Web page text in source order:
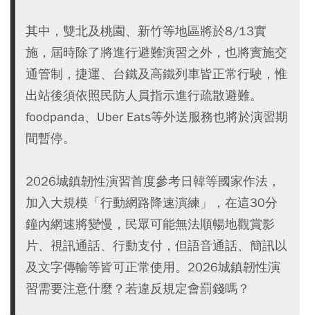
其中，雙北及桃園、新竹等地區將於8/13實
施，屆時除了將進行避難演習之外，也將實施交
通管制，捷運、台鐵及高鐵列車皆正常行駛，惟
出站後須依照民防人員指示進行疏散避難。
foodpanda、Uber Eats等外送服務也將於演習期
間暫停。
2026城鎮韌性演習首度參考日韓等國家作法，
加入大規模「行動網路降速演練」，在這30分
鐘內網速將變慢，民眾可能無法順暢地觀賞影
片、視訊通話、行動支付，但語音通話、簡訊以
及文字傳輸等皆可正常使用。2026城鎮韌性演
習需要注意什麼？若違反規定會罰錢嗎？